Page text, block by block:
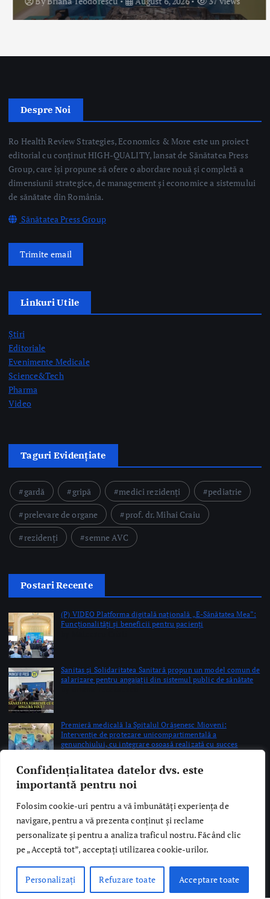
Confidențialitatea datelor dvs. este
importantă pentru noi
Folosim cookie-uri pentru a vă îmbunătăți experiența de
navigare, pentru a vă prezenta conținut și reclame
personalizate și pentru a analiza traficul nostru. Făcând clic
pe „Acceptă tot”, acceptați utilizarea cookie-urilor.
Personalizați Refuzare toate Acceptare toate
Despre Noi
Ro Health Review Strategies, Economics & More este un proiect
editorial cu conținut HIGH-QUALITY, lansat de Sănătatea Press
Group, care își propune să ofere o abordare nouă și completă a
dimensiunii strategice, de management și economice a sistemului
de sănătate din România.
Trimite email
Linkuri Utile
Editoriale
Evenimente Medicale
Science&Tech
Pharma
Video
Taguri Evidențiate
gardă gripă medici rezidenți
pediatrie
prelevare de organe
prof. dr. Mihai Craiu
rezidenți
semne AVC
Postari Recente
Funcționalități și beneficii pentru pacienți
by Mateescu Cristi
salarizare pentru angajaţii din sistemul public de sănătate
by Briana Teodorescu
Intervenţie de protezare unicompartimentală a
genunchiului, cu integrare osoasă realizată cu succes
by Briana Teodorescu
Copyright © 2026 Ro Health Review | Powered bySănătatea Press
Group